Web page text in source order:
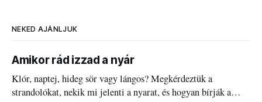
NEKED AJÁNLJUK
Amikor rád izzad a nyár
Klór, naptej, hideg sör vagy lángos? Megkérdeztük a
strandolókat, nekik mi jelenti a nyarat, és hogyan bírják a